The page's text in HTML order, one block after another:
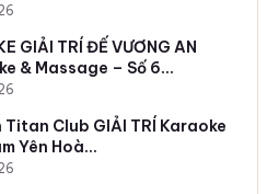
GIẢI TRÍ ĐẾ VƯƠNG AN
& Massage – Số 6…
Titan Club GIẢI TRÍ Karaoke
Yên Hoà…